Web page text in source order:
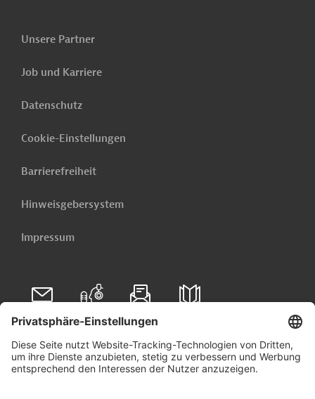
Unsere Partner
Job und Karriere
Datenschutz
Cookie-Einstellungen
Barrierefreiheit
Hinweisgebersystem
Impressum
Folgen Sie uns auf